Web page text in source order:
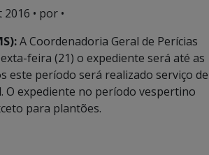
2016 • por •
A Coordenadoria Geral de Perícias
feira (21) o expediente será até as
este período será realizado serviço de
O expediente no período vespertino
para plantões.